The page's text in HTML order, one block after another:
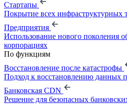
Стартапы
Покрытие всех инфраструктурных
Предприятия
Использование нового поколения
корпорациях
По функциям
Восстановление после катастрофы
Подход к восстановлению данных
Банковская CDN
Решение для безопасных